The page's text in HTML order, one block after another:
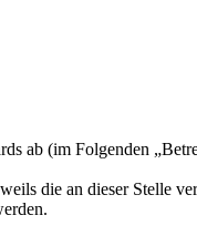
ab (im Folgenden
die an dieser Stelle